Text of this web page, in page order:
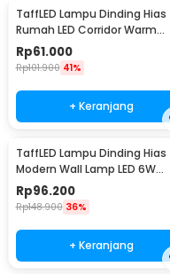
TaffLED Lampu Dinding Hias
Rumah LED Corridor Warm
White 3000K 6W 29cm - F0011
Rp61.000
Rp101.900 41%
+ Keranjang
TaffLED Lampu Dinding Hias
Modern Wall Lamp LED 6W
Warm White 85-265V -
WLA8286
Rp96.200
Rp148.900 36%
+ Keranjang